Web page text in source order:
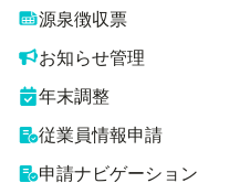
源泉徴収票
お知らせ管理
年末調整
従業員情報申請
申請ナビゲーション